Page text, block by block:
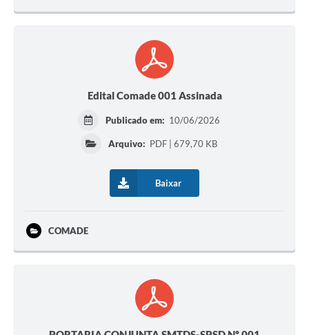
Edital Comade 001 Assinada
Publicado em: 10/06/2026
Arquivo: PDF | 679,70 KB
Baixar
COMADE